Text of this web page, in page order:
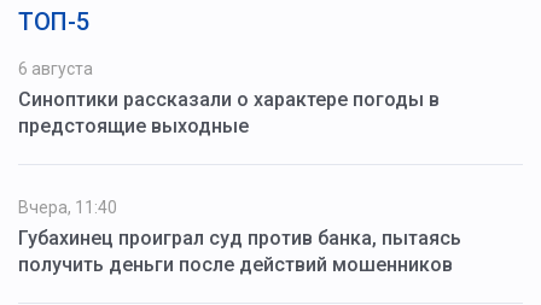
ТОП-5
6 августа
Синоптики рассказали о характере погоды в
предстоящие выходные
Вчера, 11:40
Губахинец проиграл суд против банка, пытаясь
получить деньги после действий мошенников